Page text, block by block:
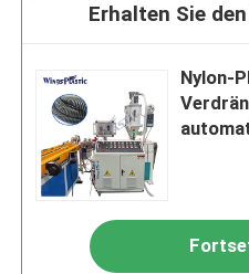
Erhalten Sie
Nylon-